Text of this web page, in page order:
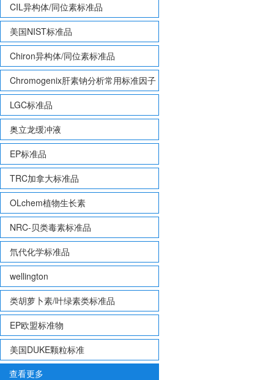
CIL异构体/同位素标准品
美国NIST标准品
Chiron异构体/同位素标准品
Chromogenix肝素钠分析常用标准因子
LGC标准品
奥立龙缓冲液
EP标准品
TRC加拿大标准品
OLchem植物生长素
NRC-贝类毒素标准品
氘代化学标准品
wellington
类胡萝卜素/叶绿素类标准品
EP欧盟标准物
美国DUKE颗粒标准
查看更多